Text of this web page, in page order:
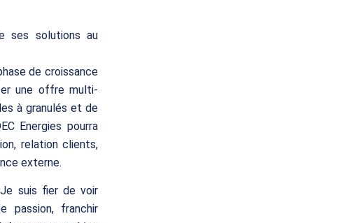
ses solutions au
de croissance
une offre multi-
à granulés et de
Energies pourra
relation clients,
externe.
suis fier de voir
passion, franchir